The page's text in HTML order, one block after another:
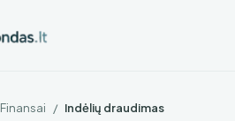
Finansai / Indėlių draudimas